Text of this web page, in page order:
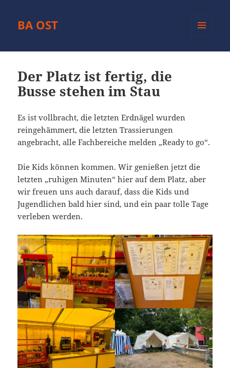
BA OST
Der Platz ist fertig, die
Busse stehen im Stau
Es ist vollbracht, die letzten Erdnägel wurden
reingehämmert, die letzten Trassierungen
angebracht, alle Fachbereiche melden „Ready to go“.
Die Kids können kommen. Wir genießen jetzt die
letzten „ruhigen Minuten“ hier auf dem Platz, aber
wir freuen uns auch darauf, dass die Kids und
Jugendlichen bald hier sind, und ein paar tolle Tage
verleben werden.